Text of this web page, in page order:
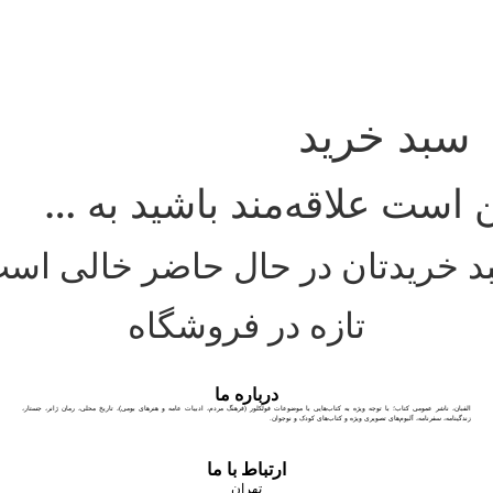
خرید
باشید به …
در حال حاضر خالی است.
تازه در فروشگاه
کتاب؛ با توجه ویژه به کتاب‌هایی با موضوعات فولکلور (فرهنگ مردم، ادبیات عامه و هنرهای بومی)، تاریخ محلی، رمان ژانر، جستار،
آلبوم‌های تصویری ویژه و کتاب‌های کودک و نوجوان.